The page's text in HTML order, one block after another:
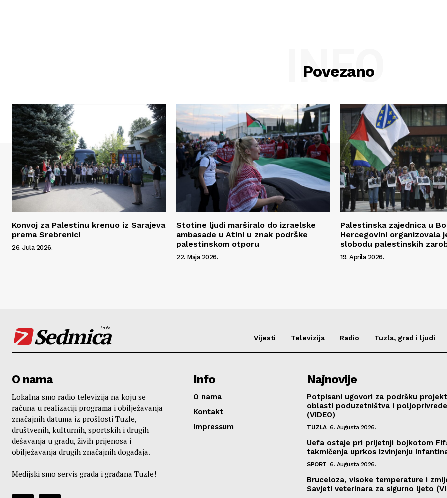
Povezano
INFO
Konvoj za Palestinu krenuo iz Sarajeva
prema Srebrenici
26. Jula 2026.
Stotine ljudi marširalo do izraelske
ambasade u Atini u znak podrške
palestinskom otporu
22. Maja 2026.
Palestinska zajednica u
Hercegovini organizovala
slobodu palestinskih
19. Aprila 2026.
Sedmica
info
Vijesti Televizija Radio Tuzla, grad i ljudi
O nama
Lokalna smo radio televizija na koju se
računa u realizaciji programa i obilježavanja
značajnih datuma iz prošlosti Tuzle,
društvenih, kulturnih, sportskih i drugih
dešavanja u gradu, živih prijenosa i
obilježavanja drugih značajnih događaja.
Medijski smo servis grada i građana Tuzle!
Info
O nama
Kontakt
Impressum
Najnovije
Potpisani ugovori za podršku
oblasti poduzetništva i poljoprivrede
(VIDEO)
TUZLA 6. Augusta 2026.
Uefa ostaje pri prijetnji bojkotom
takmičenja uprkos izvinjenju
SPORT 6. Augusta 2026.
Bruceloza, visoke temperature i
Savjeti veterinara za sigurno ljeto